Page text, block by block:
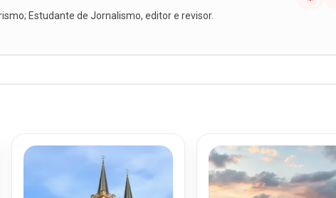
Estudante de Jornalismo, editor e revisor.